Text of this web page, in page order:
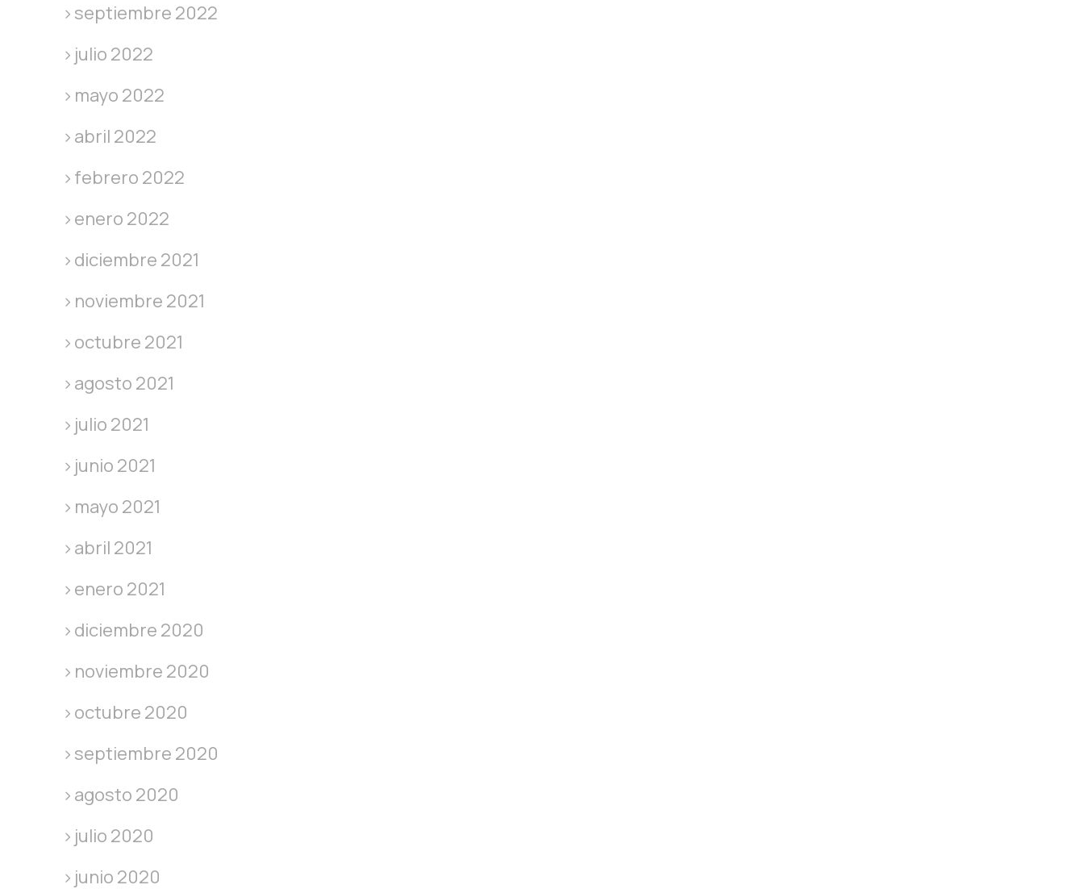
septiembre 2022
julio 2022
mayo 2022
abril 2022
febrero 2022
enero 2022
diciembre 2021
noviembre 2021
octubre 2021
agosto 2021
julio 2021
junio 2021
mayo 2021
abril 2021
enero 2021
diciembre 2020
noviembre 2020
octubre 2020
septiembre 2020
agosto 2020
julio 2020
junio 2020